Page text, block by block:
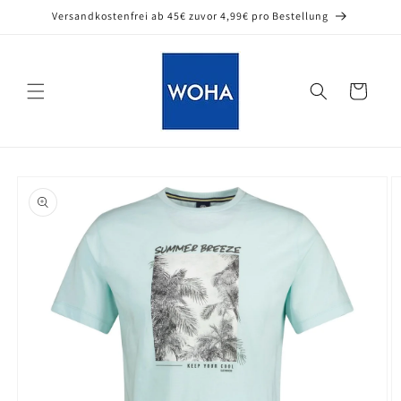
Versandkostenfrei ab 45€ zuvor 4,99€ pro Bestellung
Warenkorb